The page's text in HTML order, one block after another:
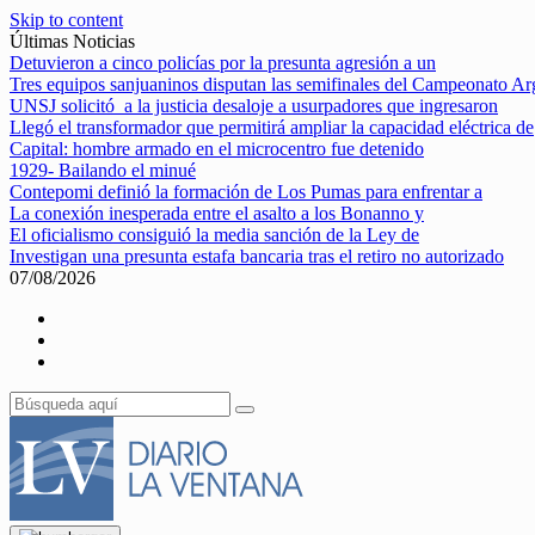
Skip to content
Últimas Noticias
Detuvieron a cinco policías por la presunta agresión a un
Tres equipos sanjuaninos disputan las semifinales del Campeonato
UNSJ solicitó a la justicia desaloje a usurpadores que ingresaron
Llegó el transformador que permitirá ampliar la capacidad eléctrica de
Capital: hombre armado en el microcentro fue detenido
1929- Bailando el minué
Contepomi definió la formación de Los Pumas para enfrentar a
La conexión inesperada entre el asalto a los Bonanno y
El oficialismo consiguió la media sanción de la Ley de
Investigan una presunta estafa bancaria tras el retiro no autorizado
07/08/2026